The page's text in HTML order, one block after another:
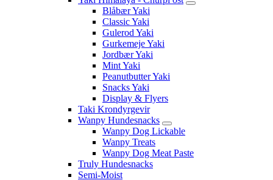
Blåbær Yaki
Classic Yaki
Gulerod Yaki
Gurkemeje Yaki
Jordbær Yaki
Mint Yaki
Peanutbutter Yaki
Snacks Yaki
Display & Flyers
Taki Krondyrgevir
Wanpy Hundesnacks
Wanpy Dog Lickable
Wanpy Treats
Wanpy Dog Meat Paste
Truly Hundesnacks
Semi-Moist